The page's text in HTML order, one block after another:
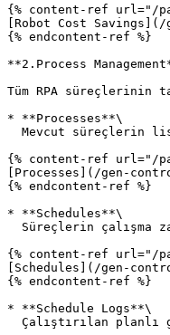
{% content-ref url="/
[Robot Cost
{% endcontent-ref %}
**2.Process
Tüm RPA süreçlerinin
* **Processes**\
{% content-ref url="/
[Processes](/gen-
{% endcontent-ref %}
* **Schedules**\
{% content-ref url="/
[Schedules](/gen-
{% endcontent-ref %}
* **Schedule Logs**\